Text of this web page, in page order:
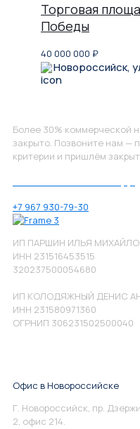
Торговая
Победы
40 000 000 ₽
Новороссийск,
Более 30% коммерческой
закрыто. Позвоните нам —
критерии и пришлём
+7 967 930-79-30
ИП ПАРШИН ИЛЬЯ
ИНН 231516453515
320237500054680
ИП КОЛОДЯЖНЫЙ ДЕНИС
ИНН 231580971360
ОГРНИП 306231502500040
Офис в Новороссийске
Г. Новороссийск, пр.
2, офис 214.